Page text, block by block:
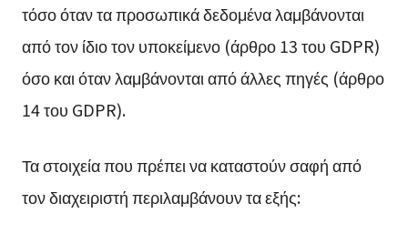
τόσο όταν τα προσωπικά δεδομένα λαμβάνονται
από τον ίδιο τον υποκείμενο (άρθρο 13 του GDPR)
όσο και όταν λαμβάνονται από άλλες πηγές (άρθρο
14 του GDPR).
Τα στοιχεία που πρέπει να καταστούν σαφή από
τον διαχειριστή περιλαμβάνουν τα εξής: